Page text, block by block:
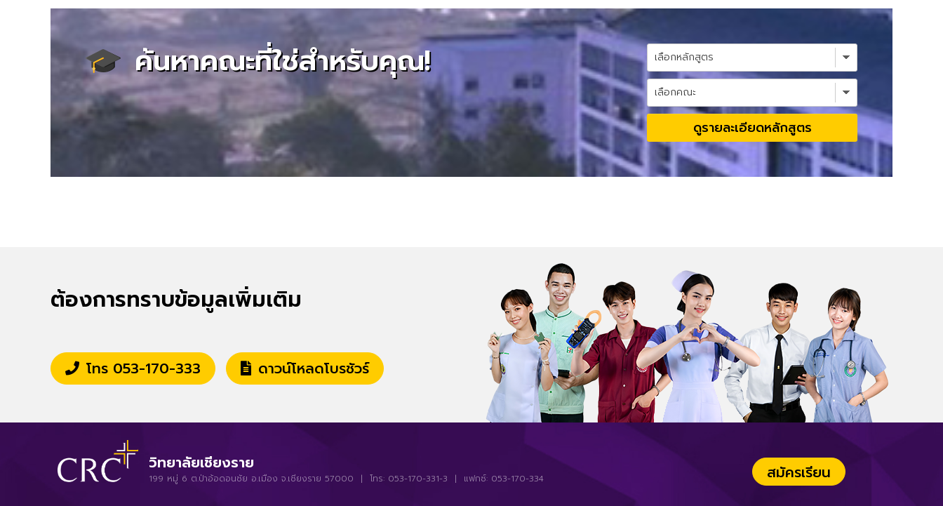
ค้นหาคณะที่ใช่สำหรับคุณ!
ดูรายละเอียดหลักสูตร
ต้องการทราบข้อมูลเพิ่มเติม
โทร 053-170-333 ดาวน์โหลดโบรชัวร์
วิทยาลัยเชียงราย
199 หมู่ 6 ต.ป่าอ้อดอนชัย อ.เมือง จ.เชียงราย 57000 | โทร: 053-170-331-3 | แฟกซ์: 053-170-334 สมัครเรียน